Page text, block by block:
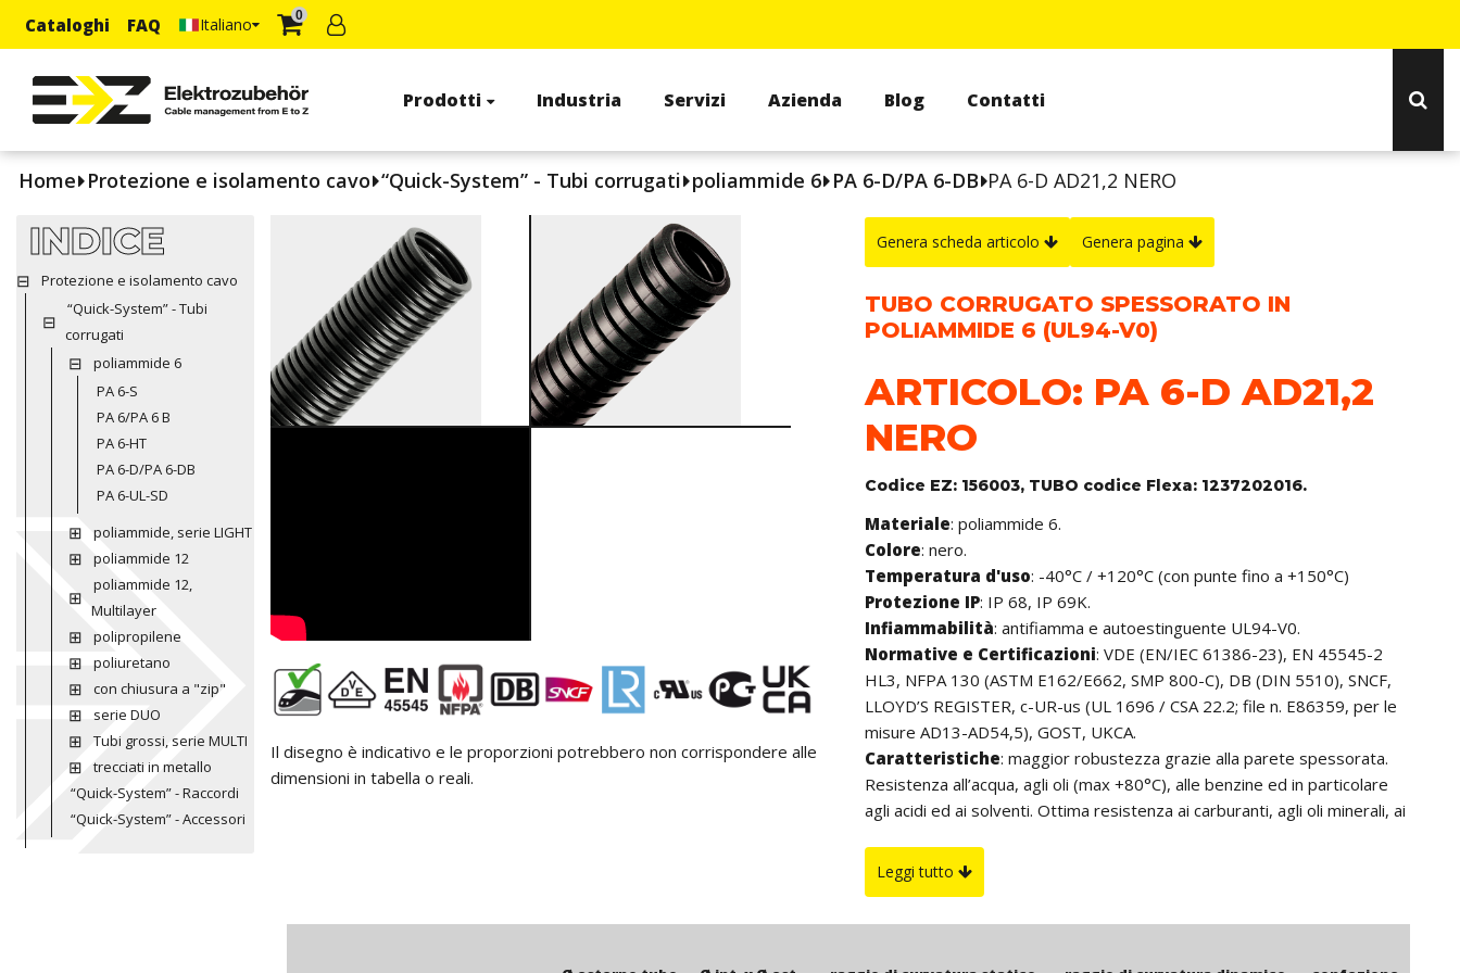
Cataloghi FAQ Italiano 0
Prodotti Industria Servizi Azienda Blog Contatti
Home Protezione e isolamento cavo “Quick-System” - Tubi corrugati poliammide 6 PA 6-D/PA 6-DB PA 6-D AD21,2 NERO
INDICE
Protezione e isolamento cavo
“Quick-System” - Tubi
corrugati
poliammide 6
PA 6-S
PA 6/PA 6 B
PA 6-HT
PA 6-D/PA 6-DB
PA 6-UL-SD
poliammide, serie LIGHT
poliammide 12
poliammide 12,
Multilayer
polipropilene
poliuretano
con chiusura a "zip"
serie DUO
Tubi grossi, serie MULTI
trecciati in metallo
“Quick-System” - Raccordi
“Quick-System” - Accessori
Il disegno è indicativo e le proporzioni potrebbero non corrispondere alle
dimensioni in tabella o reali.
Genera scheda articolo Genera pagina
TUBO CORRUGATO SPESSORATO IN
POLIAMMIDE 6 (UL94-V0)
ARTICOLO: PA 6-D AD21,2
NERO
Codice EZ: 156003, TUBO codice Flexa: 1237202016.
Materiale: poliammide 6.
Colore: nero.
Temperatura d'uso: -40°C / +120°C (con punte fino a +150°C)
Protezione IP: IP 68, IP 69K.
Infiammabilità: antifiamma e autoestinguente UL94-V0.
Normative e Certificazioni: VDE (EN/IEC 61386-23), EN 45545-2
HL3, NFPA 130 (ASTM E162/E662, SMP 800-C), DB (DIN 5510), SNCF,
LLOYD’S REGISTER, c-UR-us (UL 1696 / CSA 22.2; file n. E86359, per le
misure AD13-AD54,5), GOST, UKCA.
Caratteristiche: maggior robustezza grazie alla parete spessorata.
Resistenza all’acqua, agli oli (max +80°C), alle benzine ed in particolare
agli acidi ed ai solventi. Ottima resistenza ai carburanti, agli oli minerali, ai
contiene né cadmio, né silicone, né alogeni. Il tubo PA 6-DB, a profilo
largo, è caratterizzato da maggior resistenza meccanica e maggior
60204), impiantistica/bordo macchina, ferroviario, navale, automazione,
Leggi tutto